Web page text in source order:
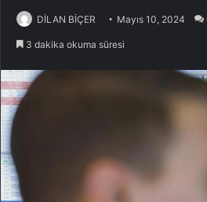
DİLAN BİÇER Mayıs 10, 2024
3 dakika okuma süresi